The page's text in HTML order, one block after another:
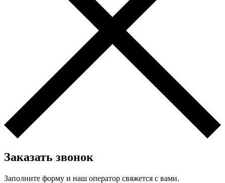
Заказать звонок
Заполните форму и наш оператор свяжется с вами.